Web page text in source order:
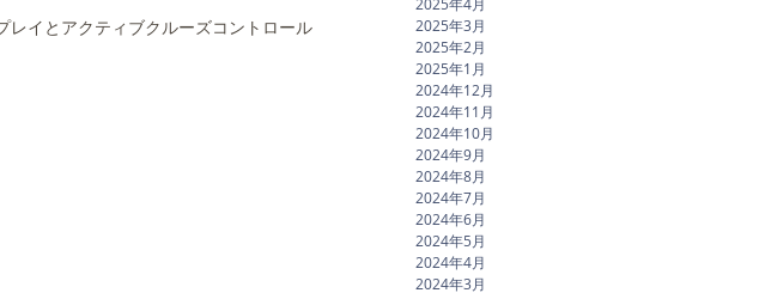
イとアクティブクルーズコントロール
2025年3月
2025年2月
2025年1月
2024年12月
2024年11月
2024年10月
2024年9月
2024年8月
2024年7月
2024年6月
2024年5月
2024年4月
2024年3月